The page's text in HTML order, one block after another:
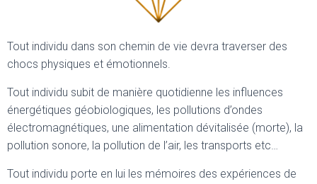
Tout individu dans son chemin de vie devra traverser des
chocs physiques et émotionnels.
Tout individu subit de manière quotidienne les influences
énergétiques géobiologiques, les pollutions d’ondes
électromagnétiques, une alimentation dévitalisée (morte), la
pollution sonore, la pollution de l’air, les transports etc…
Tout individu porte en lui les mémoires des expériences de